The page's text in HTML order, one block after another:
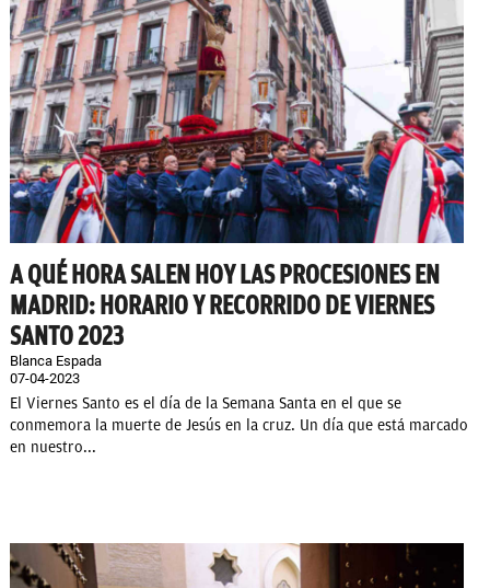
A QUÉ HORA SALEN HOY LAS PROCESIONES EN
MADRID: HORARIO Y RECORRIDO DE VIERNES
SANTO 2023
Blanca Espada
07-04-2023
El Viernes Santo es el día de la Semana Santa en el que se
conmemora la muerte de Jesús en la cruz. Un día que está marcado
en nuestro...